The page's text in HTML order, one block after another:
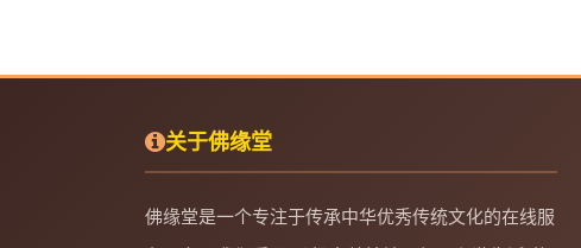
关于佛缘堂
佛缘堂是一个专注于传承中华优秀传统文化的在线服